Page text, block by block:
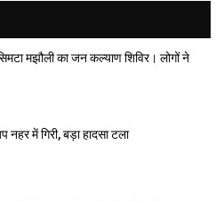
मझौली का जन कल्याण शिविर। लोगों ने
नहर में गिरी, बड़ा हादसा टला